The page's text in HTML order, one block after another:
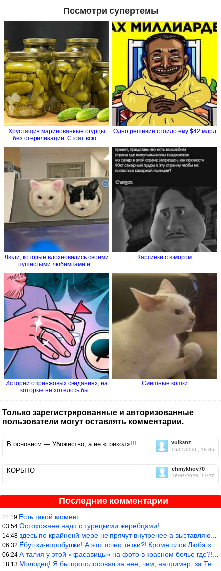
Посмотри супертемы
Хрустящие маринованные огурцы
без стерилизации. Стоят всю...
Одно решение стоило ему $42 млрд
Люди, которые вдохновились своими
пушистыми любимцами и...
Картинки с юмором
Истории о кринжовых свиданиях, на
которые не хотелось бы...
Смешные кошки
Только зарегистрированные и авторизованные
пользователи могут оставлять комментарии.
vulkanz
16/05/2026, 18:35
В основном — Убожество, а не «прикол»!!!
chmykhov70
16/05/2026, 11:27
КОРЫТО -
Последние комментарии
11:19 Есть такой момент…
03:54 Осторожнее надо с турецкими жеребцами!
14:48 здесь по крайненй мере не прячут внутренее а выставляют напоказ,
06:32 Ёбушки-воробушки! А это точно тётки?! Кроме слов Любэ «ты агрега
06:24 А талия у этой «красавицы» на фото в красном белье где?!)))
18:13 Молодец! Я бы проголосовал за нее, чем, например, за Терешкову!